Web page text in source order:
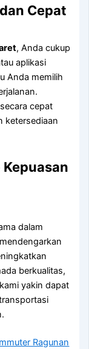
Cepat
, Anda cukup
aplikasi
Anda memilih
cepat
ketersediaan
dalam
berkualitas,
yakin dapat
Ragunan